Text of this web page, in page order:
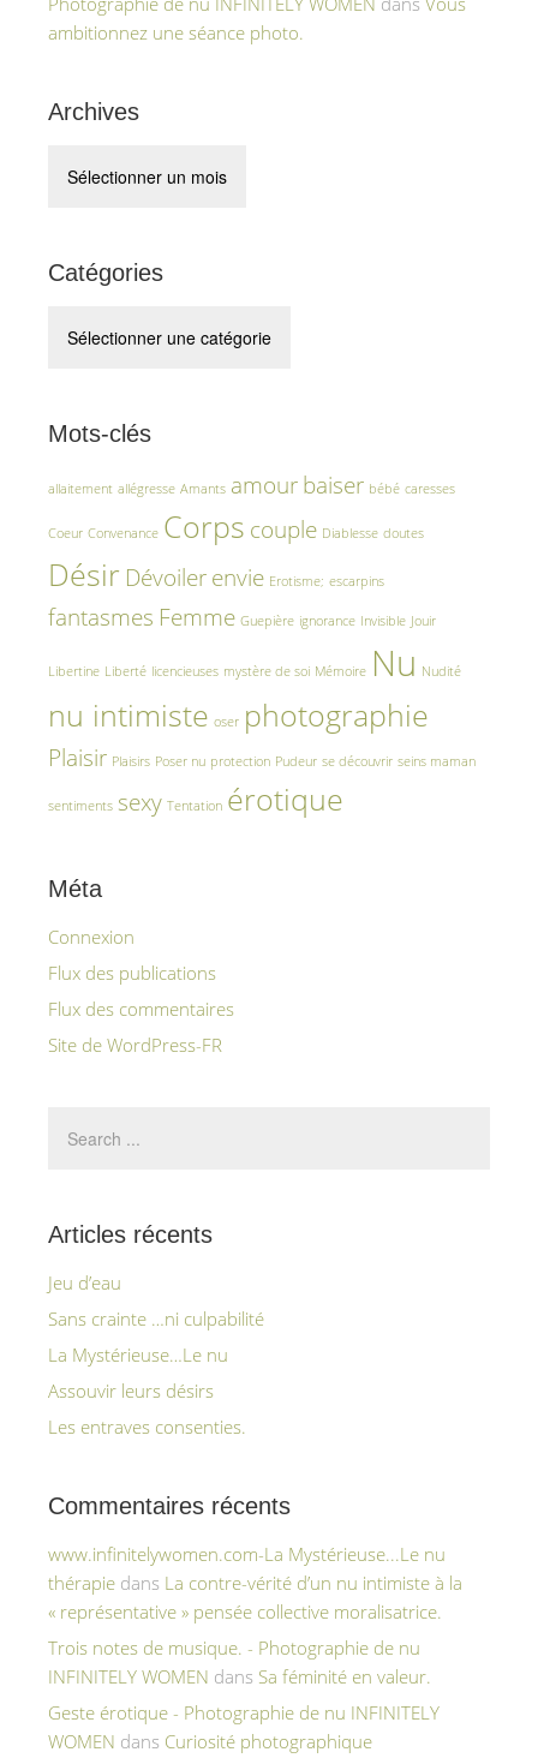
ambitionnez une séance photo.
Archives
Catégories
Mots-clés
allaitement allégresse Amants amourbaiser bébé caresses
Coeur Convenance Corps couple Diablesse doutes
Désir Dévoilerenvie Erotisme; escarpins
fantasmes Femme Guepière ignorance Invisible Jouir
Libertine Liberté licencieuses mystère de soi Mémoire Nu Nudité
nu intimiste oser photographie
Plaisir Plaisirs Poser nu protection Pudeur se découvrir seins maman
sentiments sexy Tentation érotique
Méta
Connexion
Flux des publications
Flux des commentaires
Site de WordPress-FR
Articles récents
Jeu d’eau
Sans crainte …ni culpabilité
La Mystérieuse…Le nu
Assouvir leurs désirs
Les entraves consenties.
Commentaires récents
www.infinitelywomen.com-La Mystérieuse...Le nu
thérapie dans La contre-vérité d’un nu intimiste à la
« représentative » pensée collective moralisatrice.
Trois notes de musique. - Photographie de nu
INFINITELY WOMEN dans Sa féminité en valeur.
Geste érotique - Photographie de nu INFINITELY
WOMEN dans Curiosité photographique